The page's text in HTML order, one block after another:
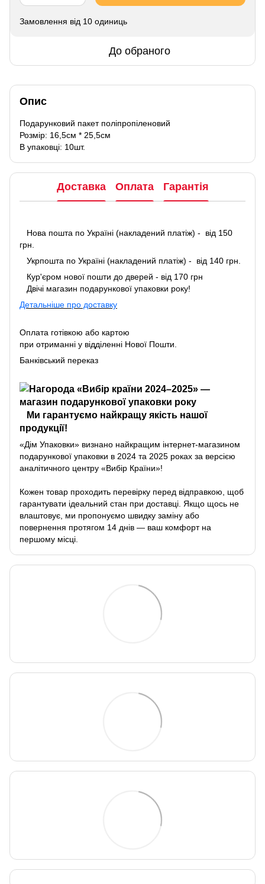
Замовлення від 10 одиниць
До обраного
Опис
Подарунковий пакет поліпропіленовий
Розмір: 16,5см * 25,5cм
В упаковці: 10шт.
Доставка Оплата Гарантія
Нова пошта по Україні (накладений платіж) - від 150
грн.
Укрпошта по Україні (накладений платіж) - від 140 грн.
Кур'єром нової пошти до дверей - від 170 грн
Двічі магазин подарункової упаковки року!
Детальніше про доставку
Оплата готівкою або картою
при отриманні у відділенні Нової Пошти.
Банківський переказ
Ми гарантуємо найкращу якість нашої
продукції!
«Дім Упаковки» визнано найкращим інтернет-магазином
подарункової упаковки в 2024 та 2025 роках за версією
аналітичного центру «Вибір Країни»!
Кожен товар проходить перевірку перед відправкою, щоб
гарантувати ідеальний стан при доставці. Якщо щось не
влаштовує, ми пропонуємо швидку заміну або
повернення протягом 14 днів — ваш комфорт на
першому місці.